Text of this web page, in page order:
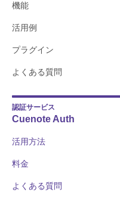
機能
活用例
プラグイン
よくある質問
認証サービス
Cuenote Auth
活用方法
料金
よくある質問